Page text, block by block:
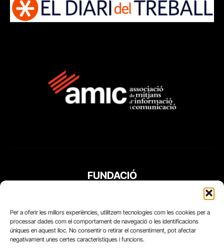
Per a oferir les millors experiències, utilitzem tecnologies com les cookies per a
processar dades com el comportament de navegació o les identificacions
úniques en aquest lloc. No consentir o retirar el consentiment, pot afectar
negativament unes certes característiques i funcions.
FUNDACIÓ